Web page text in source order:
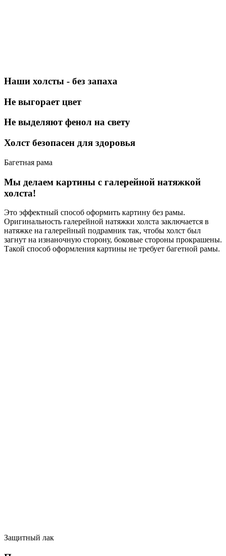
Наши холсты - без запаха
Не выгорает цвет
Не выделяют фенол на свету
Холст безопасен для здоровья
Багетная рама
Мы делаем картины с галерейной натяжкой
холста!
Это эффектный способ оформить картину без рамы.
Оригинальность галерейной натяжки холста заключается в
натяжке на галерейный подрамник так, чтобы холст был
загнут на изнаночную сторону, боковые стороны прокрашены.
Такой способ оформления картины не требует багетной рамы.
Защитный лак